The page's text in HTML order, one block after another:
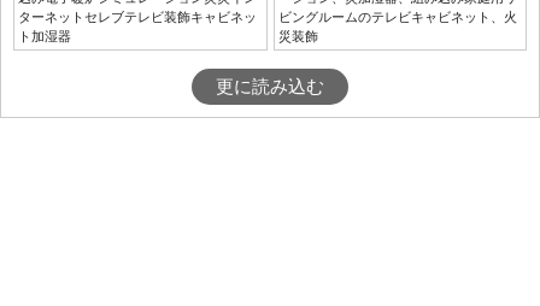
ターネットセレブテレビ装飾キャビネッ
ト加湿器
ビングルームのテレビキャビネット、火
災装飾
更に読み込む